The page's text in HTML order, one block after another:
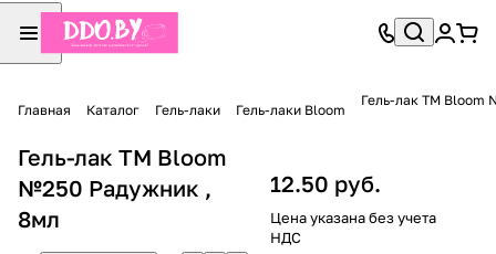
Главная Каталог Гель-лаки Гель-лаки Bloom
Гель-лак TM
Гель-лак TM Bloom
№250 Радужник ,
8мл
12.50 руб.
Цена указана без учета
НДС